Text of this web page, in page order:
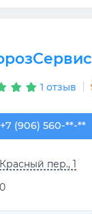
1 отзыв
(906) 560-00-84
+7 (906) 560-**-**
пер., 1